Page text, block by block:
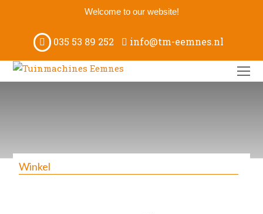
Welcome to our website!
035 53 89 252 info@tm-eemnes.nl
Winkel